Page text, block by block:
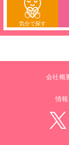
気分で探す
会社概
情